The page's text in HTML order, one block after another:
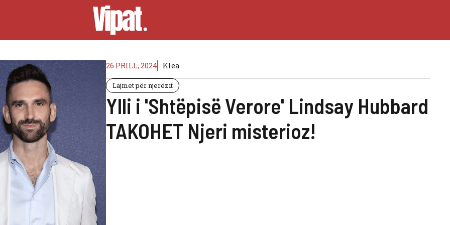
26 PRILL, 2024 Klea
Lajmet për njerëzit
Ylli i 'Shtëpisë Verore' Lindsay Hubbard
TAKOHET Njeri misterioz!